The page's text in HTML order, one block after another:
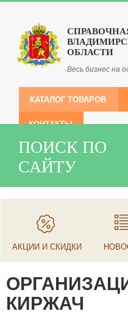
ОБЛАСТИ
Весь бизнес на
КАТАЛОГ ТОВАРОВ
КОНТАКТЫ
ПОИСК ПО
САЙТУ
АКЦИИ И СКИДКИ
КИРЖАЧ